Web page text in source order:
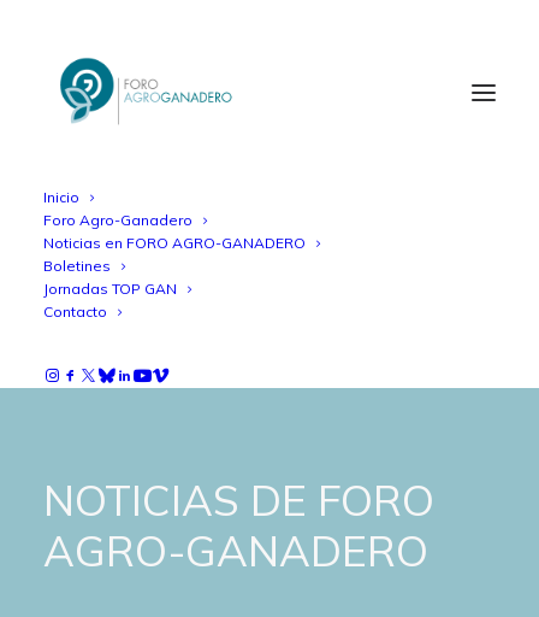
Inicio
Foro Agro-Ganadero
Noticias en FORO AGRO-GANADERO
Boletines
Jornadas TOP GAN
Contacto
NOTICIAS DE FORO
AGRO-GANADERO